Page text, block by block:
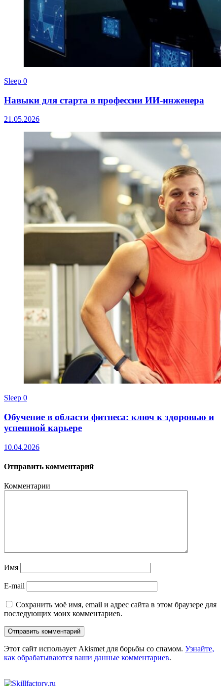
Sleep 0
Навыки для старта в профессии ИИ-инженера
21.05.2026
Sleep 0
Обучение в области фитнеса: ключ к здоровью и
успешной карьере
10.04.2026
Отправить комментарий
Комментарии
Имя
E-mail
Сохранить моё имя, email и адрес сайта в этом браузере для
последующих моих комментариев.
Этот сайт использует Akismet для борьбы со спамом. Узнайте,
как обрабатываются ваши данные комментариев.